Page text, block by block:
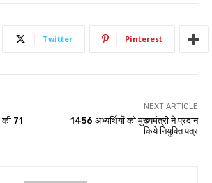
Twitter Pinterest
की 71
NEXT ARTICLE
1456 अभ्यर्थियों को मुख्यमंत्री ने प्रदान
किये नियुक्ति पत्र